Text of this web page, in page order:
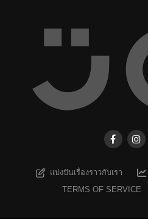
แบ่งปันเรื่องราวกับเรา
TERMS OF SERVICE